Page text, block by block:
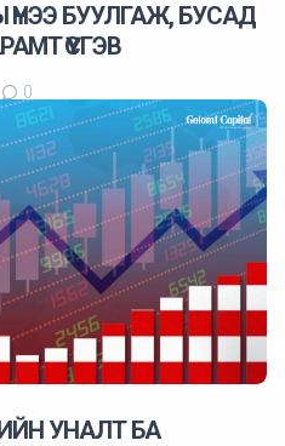
БУУЛГАЖ, БУСАД
ҮҮСГЭВ
0
УНАЛТ БА